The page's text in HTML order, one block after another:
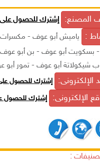
المصنع: إشترك للحصول على
:
ياميش أبو عوف - مكسرات
أبو عوف - بن أبو عوف
شيكولاتة أبو عوف - تمور
الإلكترونى: إشترك للحصول
الإلكترونى: إشترك للحصول
: